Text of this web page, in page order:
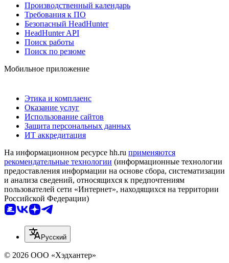
Производственный календарь
Требования к ПО
Безопасный HeadHunter
HeadHunter API
Поиск работы
Поиск по резюме
Мобильное приложение
Этика и комплаенс
Оказание услуг
Использование сайтов
Защита персональных данных
ИТ аккредитация
На информационном ресурсе hh.ru применяются
рекомендательные технологии (информационные технологии
предоставления информации на основе сбора, систематизации
и анализа сведений, относящихся к предпочтениям
пользователей сети «Интернет», находящихся на территории
Российской Федерации)
Русский
© 2026 ООО «Хэдхантер»